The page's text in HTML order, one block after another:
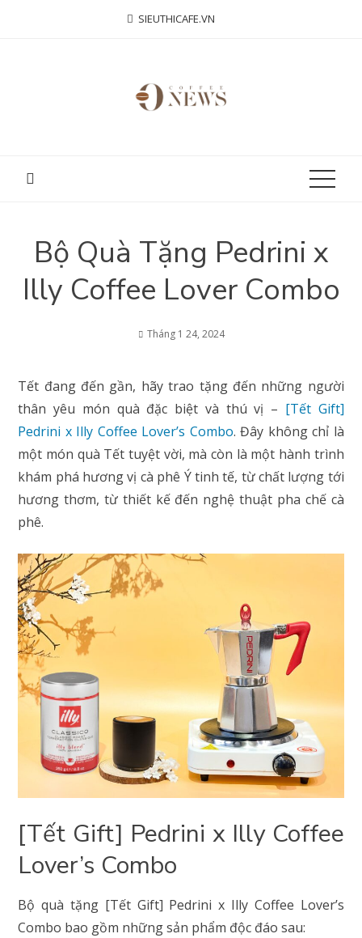
SIEUTHICAFE.VN
Bộ Quà Tặng Pedrini x
Illy Coffee Lover Combo
Tháng 1 24, 2024
Tết đang đến gần, hãy trao tặng đến những người
thân yêu món quà đặc biệt và thú vị – [Tết Gift]
Pedrini x Illy Coffee Lover’s Combo. Đây không chỉ là
một món quà Tết tuyệt vời, mà còn là một hành trình
khám phá hương vị cà phê Ý tinh tế, từ chất lượng tới
hương thơm, từ thiết kế đến nghệ thuật pha chế cà
phê.
[Tết Gift] Pedrini x Illy Coffee
Lover’s Combo
Bộ quà tặng [Tết Gift] Pedrini x Illy Coffee Lover’s
Combo bao gồm những sản phẩm độc đáo sau: